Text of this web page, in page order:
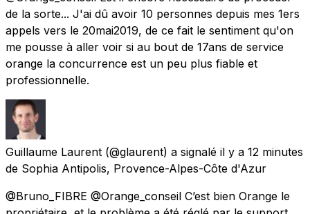
de la sorte... J'ai dû avoir 10 personnes depuis mes 1ers
appels vers le 20mai2019, de ce fait le sentiment qu'on
me pousse à aller voir si au bout de 17ans de service
orange la concurrence est un peu plus fiable et
professionnelle.
Guillaume Laurent (@glaurent) a signalé il y a 12 minutes
de Sophia Antipolis, Provence-Alpes-Côte d'Azur
@Bruno_FIBRE @Orange_conseil C’est bien Orange le